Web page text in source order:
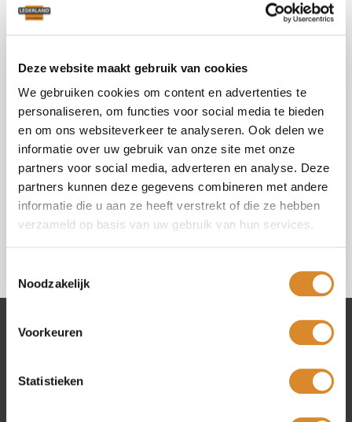
Deze website maakt gebruik van cookies
We gebruiken cookies om content en advertenties te
personaliseren, om functies voor social media te bieden
en om ons websiteverkeer te analyseren. Ook delen we
informatie over uw gebruik van onze site met onze
partners voor social media, adverteren en analyse. Deze
partners kunnen deze gegevens combineren met andere
informatie die u aan ze heeft verstrekt of die ze hebben
verzameld op basis van uw gebruik van hun services.
Noodzakelijk
Voorkeuren
Statistieken
Model :Leren fauteuil Harley
Vraag of opmerking (*)
Ik ga akkoord met de privacy policy.
Amsterdam